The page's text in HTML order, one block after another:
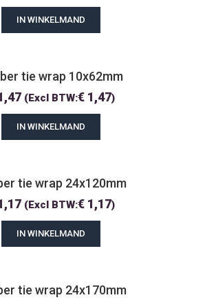
IN WINKELMAND
tie wrap 10x62mm
(Excl BTW:€1,47)
IN WINKELMAND
tie wrap 24x120mm
(Excl BTW:€1,17)
IN WINKELMAND
tie wrap 24x170mm